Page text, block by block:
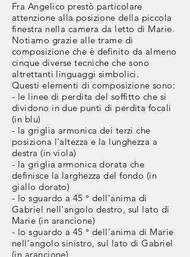
Fra Angelico prestò particolare
attenzione alla posizione della piccola
finestra nella camera da letto di Marie.
Notiamo grazie alle trame di
composizione che è definito da almeno
cinque diverse tecniche che sono
altrettanti linguaggi simbolici.
Questi elementi di composizione sono:
- le linee di perdita del soffitto che si
dividono in due punti di perdita focali
(in blu)
- la griglia armonica dei terzi che
posiziona l'altezza e la lunghezza a
destra (in viola)
- la griglia armonica dorata che
definisce la larghezza del fondo (in
giallo dorato)
- lo sguardo a 45 ° dell'anima di
Gabriel nell'angolo destro, sul lato di
Marie (in arancione)
- lo sguardo a 45 ° dell'anima di Marie
nell'angolo sinistro, sul lato di Gabriel
(in arancione)